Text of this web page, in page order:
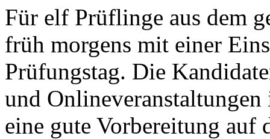
Für elf Prüflinge aus dem
früh morgens mit einer
Prüfungstag. Die
und
eine gute Vorbereitung auf